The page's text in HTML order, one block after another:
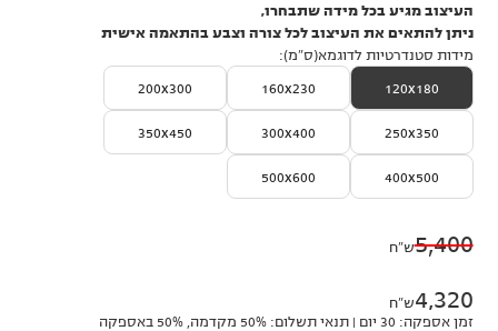
העיצוב מגיע בכל מידה שתבחרו,
ניתן להתאים את העיצוב לכל צורה וצבע בהתאמה אישית
מידות סטנדרטיות לדוגמא(ס״מ):
120x180
160x230
200x300
250x350
300x400
350x450
400x500
500x600
5,400ש״ח
4,320ש״ח
זמן אספקה: 30 יום | תנאי תשלום: 50% מקדמה, 50% באספקה